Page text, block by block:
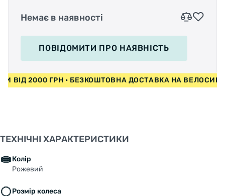
Немає в наявності
ПОВІДОМИТИ ПРО НАЯВНІСТЬ
ВІД 2000 ГРН • БЕЗКОШТОВНА ДОСТАВКА НА
ТЕХНІЧНІ ХАРАКТЕРИСТИКИ
Колір
Рожевий
Розмір колеса